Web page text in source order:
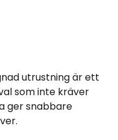
utrustning är ett
som inte kräver
ger snabbare